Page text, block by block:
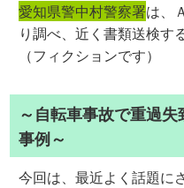
愛知県警中村警察署は、
り調べ、近く書類送検す
（フィクションです）
～自転車事故で重過
事例～
今回は、最近よく話題に